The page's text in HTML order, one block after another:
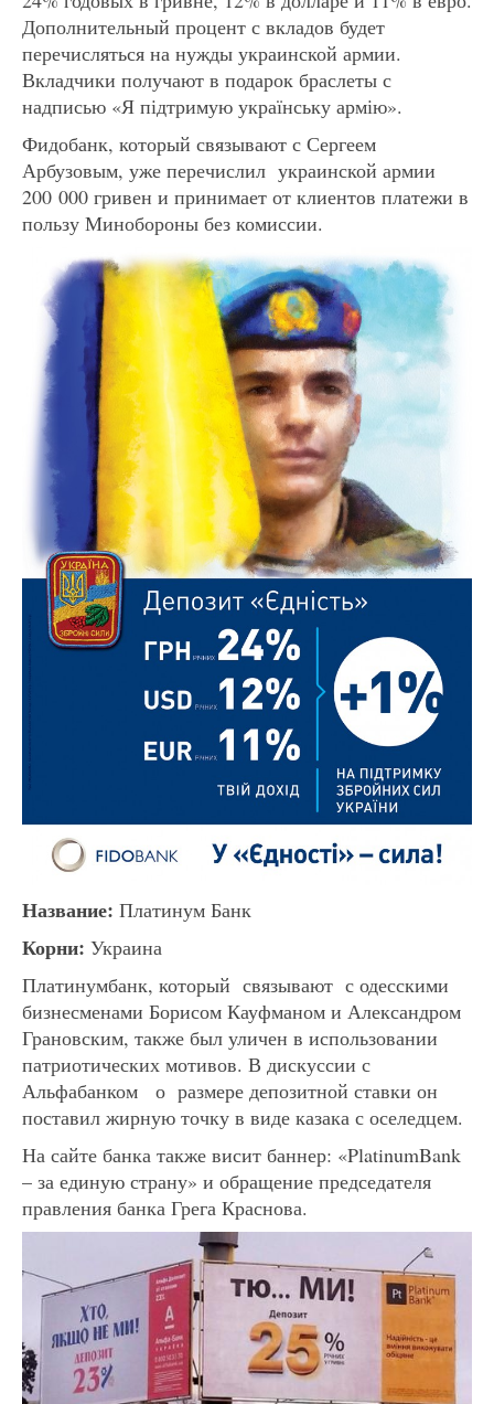
Дополнительный процент с вкладов будет
перечисляться на нужды украинской армии.
Вкладчики получают в подарок браслеты с
надписью «Я підтримую українську армію».
Фидобанк, который связывают с Сергеем
Арбузовым, уже перечислил украинской армии
200 000 гривен и принимает от клиентов платежи в
пользу Минобороны без комиссии.
Название: Платинум Банк
Корни: Украина
Платинумбанк, который связывают с одесскими
бизнесменами Борисом Кауфманом и Александром
Грановским, также был уличен в использовании
патриотических мотивов. В дискуссии с
Альфабанком о размере депозитной ставки он
поставил жирную точку в виде казака с оселедцем.
На сайте банка также висит баннер: «PlatinumBank
– за единую страну» и обращение председателя
правления банка Грега Краснова.